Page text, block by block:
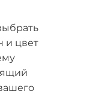
и цвет